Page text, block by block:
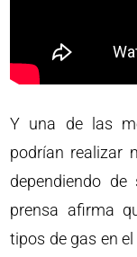
Y una de las
podrían realizar
dependiendo
prensa afirma
tipos de gas en